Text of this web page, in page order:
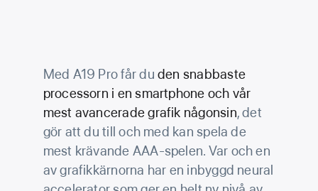
Med A19 Pro får duden snabbaste
processorn i en smartphone och vår
mest avancerade grafik någonsin, det
gör att du till och med kan spela de
mest krävande AAA-spelen. Var och en
av grafik­kärnorna har en inbyggd neural